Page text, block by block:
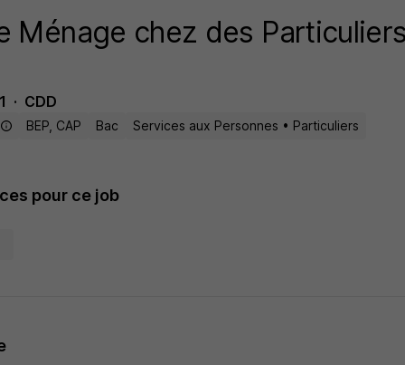
Ménage chez des
CDD
BEP, CAP Bac Services aux Personnes • Particuliers
pour ce job